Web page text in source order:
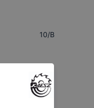
10/B